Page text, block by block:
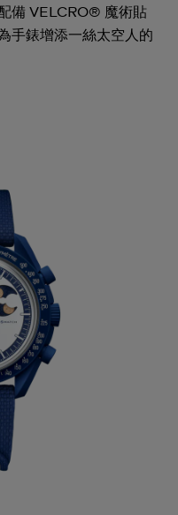
備 VELCRO® 魔術貼
手錶增添一絲太空人的